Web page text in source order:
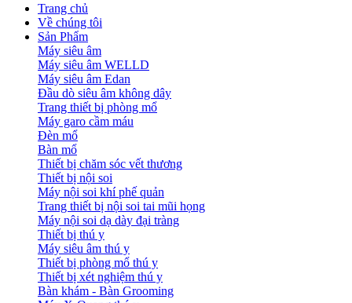
Trang chủ
Về chúng tôi
Sản Phẩm
Máy siêu âm
Máy siêu âm WELLD
Máy siêu âm Edan
Đầu dò siêu âm không dây
Trang thiết bị phòng mổ
Máy garo cầm máu
Đèn mổ
Bàn mổ
Thiết bị chăm sóc vết thương
Thiết bị nội soi
Máy nội soi khí phế quản
Trang thiết bị nội soi tai mũi họng
Máy nội soi dạ dày đại tràng
Thiết bị thú y
Máy siêu âm thú y
Thiết bị phòng mổ thú y
Thiết bị xét nghiệm thú y
Bàn khám - Bàn Grooming